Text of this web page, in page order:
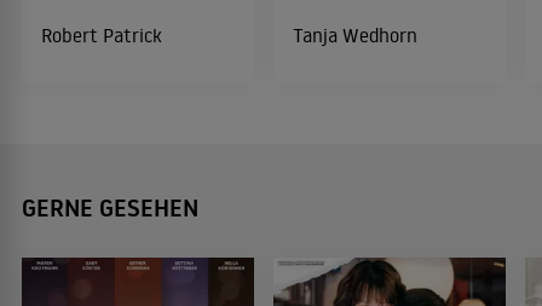
Robert Patrick Tanja Wedhorn
GERNE GESEHEN